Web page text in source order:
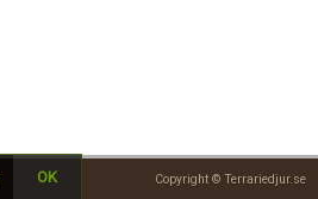
Copyright © Terrariedjur.se
OK